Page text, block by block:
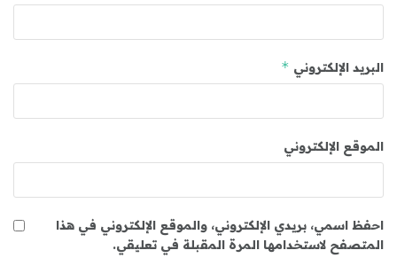
البريد الإلكتروني *
الموقع الإلكتروني
احفظ اسمي، بريدي الإلكتروني، والموقع الإلكتروني في هذا
المتصفح لاستخدامها المرة المقبلة في تعليقي.